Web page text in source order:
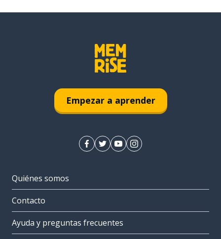
Empezar a aprender
Quiénes somos
Contacto
Ayuda y preguntas frecuentes